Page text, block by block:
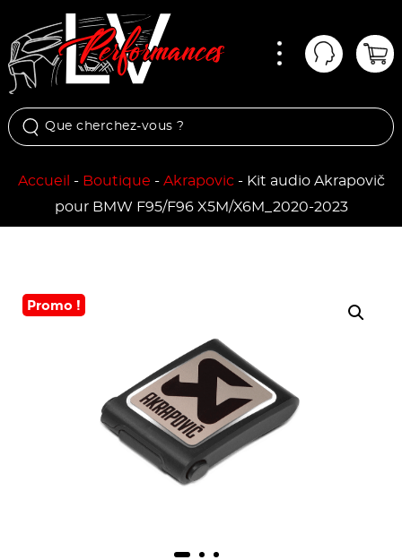
Mon
Accueil - Boutique - Akrapovic- Kit audio Akrapovič
pour BMW F95/F96 X5M/X6M_2020-2023
Promo !